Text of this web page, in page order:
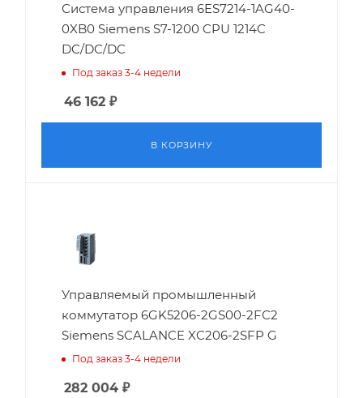
Система управления 6ES7214-1AG40-
0XB0 Siemens S7-1200 CPU 1214C
DC/DC/DC
Под заказ 3-4 недели
46 162 ₽
В КОРЗИНУ
Управляемый промышленный
коммутатор 6GK5206-2GS00-2FC2
Siemens SCALANCE XC206-2SFP G
Под заказ 3-4 недели
282 004 ₽